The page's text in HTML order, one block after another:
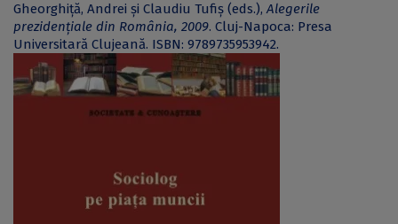
Gheorghiță, Andrei și Claudiu Tufiș (eds.),Alegerile
prezidențiale din România, 2009. Cluj-Napoca: Presa
Universitară Clujeană. ISBN: 9789735953942.